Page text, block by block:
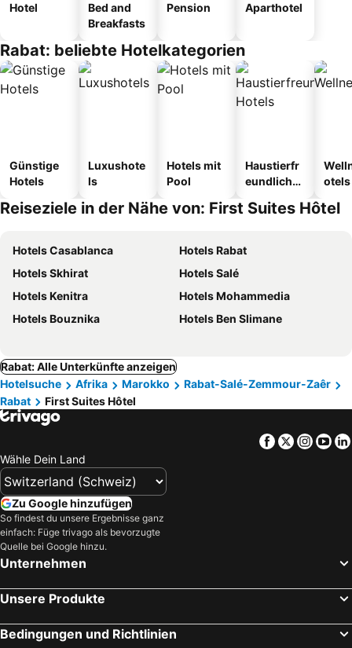
Hotel
Bed and
Breakfasts
Pension Aparthotel
Rabat: beliebte Hotelkategorien
Günstige
Hotels
Luxushote
ls
Hotels mit
Pool
Haustierfr
eundliche
otels
Reiseziele in der Nähe von: First Suites Hôtel
Hotels Casablanca
Hotels Rabat
Hotels Skhirat
Hotels Salé
Hotels Kenitra
Hotels Mohammedia
Hotels Bouznika
Hotels Ben Slimane
Rabat: Alle Unterkünfte anzeigen
Hotelsuche
Afrika Marokko
Rabat-Salé-Zemmour-Zaêr
Rabat
First Suites Hôtel
Facebook
Twitter
Wähle Dein Land
Zu Google hinzufügen
So findest du unsere Ergebnisse ganz
einfach: Füge trivago als bevorzugte
Quelle bei Google hinzu.
Unternehmen
Unsere Produkte
Bedingungen und Richtlinien